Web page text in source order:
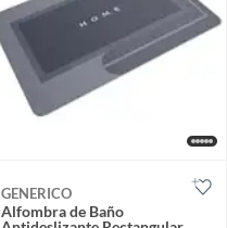
GENERICO
Alfombra de Baño